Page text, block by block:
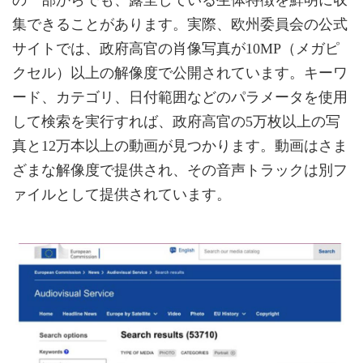
集できることがあります。実際、欧州委員会の公式
サイトでは、政府高官の肖像写真が10MP（メガピ
クセル）以上の解像度で公開されています。キーワ
ード、カテゴリ、日付範囲などのパラメータを使用
して検索を実行すれば、政府高官の5万枚以上の写
真と12万本以上の動画が見つかります。動画はさま
ざまな解像度で提供され、その音声トラックは別フ
ァイルとして提供されています。